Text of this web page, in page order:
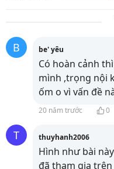
B be' yêu
Có hoàn cảnh
mình ,trọng nội
ốm o vì vấn đề
20 năm trước 0
T thuyhanh2006
Hình như bài
đã tham gia